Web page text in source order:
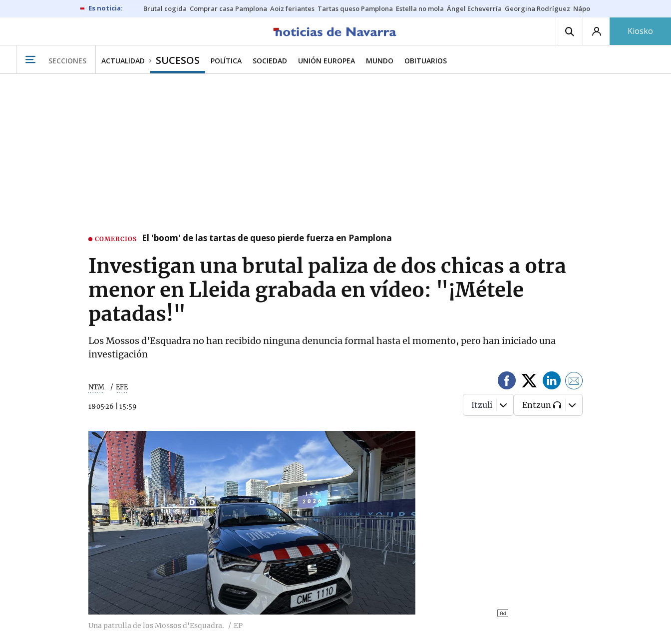
Brutal cogida Comprar casa Pamplona Aoiz feriantes Tartas queso Pamplona Estella no mola Ángel Echeverría Georgina Rodríguez Nápoles - Osasuna
Kiosko
SECCIONES ACTUALIDAD SUCESOS POLÍTICA SOCIEDAD UNIÓN EUROPEA MUNDO OBITUARIOS
COMERCIOS El 'boom' de las tartas de queso pierde fuerza en Pamplona
Investigan una brutal paliza de dos chicas a otra
menor en Lleida grabada en vídeo: "¡Métele
patadas!"
Los Mossos d'Esquadra no han recibido ninguna denuncia formal hasta el momento, pero han iniciado una
investigación
NTM EFE
18·05·26 15:59 Itzuli Entzun
Una patrulla de los Mossos d'Esquadra. EP